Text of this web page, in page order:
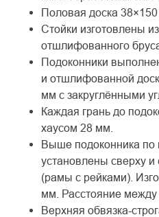
Половая доска 38×150
Стойки изготовлены
отшлифованного
Подоконники
и отшлифованной
мм с закруглёнными
Каждая грань до
хаусом 28 мм.
Выше подоконника по
установлены сверху
(рамы с рейками).
мм. Расстояние
Верхняя обвязка-